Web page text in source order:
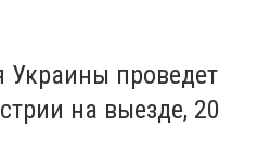
Украины проведет
на выезде, 20